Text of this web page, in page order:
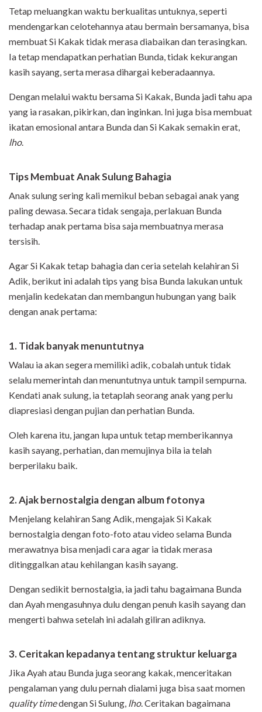
Tetap meluangkan waktu berkualitas untuknya, seperti
mendengarkan celotehannya atau bermain bersamanya, bisa
membuat Si Kakak tidak merasa diabaikan dan terasingkan.
Ia tetap mendapatkan perhatian Bunda, tidak kekurangan
kasih sayang, serta merasa dihargai keberadaannya.
Dengan melalui waktu bersama Si Kakak, Bunda jadi tahu apa
yang ia rasakan, pikirkan, dan inginkan. Ini juga bisa membuat
ikatan emosional antara Bunda dan Si Kakak semakin erat,
lho.
Tips Membuat Anak Sulung Bahagia
Anak sulung sering kali memikul beban sebagai anak yang
paling dewasa. Secara tidak sengaja, perlakuan Bunda
terhadap anak pertama bisa saja membuatnya merasa
tersisih.
Agar Si Kakak tetap bahagia dan ceria setelah kelahiran Si
Adik, berikut ini adalah tips yang bisa Bunda lakukan untuk
menjalin kedekatan dan membangun hubungan yang baik
dengan anak pertama:
1. Tidak banyak menuntutnya
Walau ia akan segera memiliki adik, cobalah untuk tidak
selalu memerintah dan menuntutnya untuk tampil sempurna.
Kendati anak sulung, ia tetaplah seorang anak yang perlu
diapresiasi dengan pujian dan perhatian Bunda.
Oleh karena itu, jangan lupa untuk tetap memberikannya
kasih sayang, perhatian, dan memujinya bila ia telah
berperilaku baik.
2. Ajak bernostalgia dengan album fotonya
Menjelang kelahiran Sang Adik, mengajak Si Kakak
bernostalgia dengan foto-foto atau video selama Bunda
merawatnya bisa menjadi cara agar ia tidak merasa
ditinggalkan atau kehilangan kasih sayang.
Dengan sedikit bernostalgia, ia jadi tahu bagaimana Bunda
dan Ayah mengasuhnya dulu dengan penuh kasih sayang dan
mengerti bahwa setelah ini adalah giliran adiknya.
3. Ceritakan kepadanya tentang struktur keluarga
Jika Ayah atau Bunda juga seorang kakak, menceritakan
pengalaman yang dulu pernah dialami juga bisa saat momen
quality timedengan Si Sulung, lho. Ceritakan bagaimana